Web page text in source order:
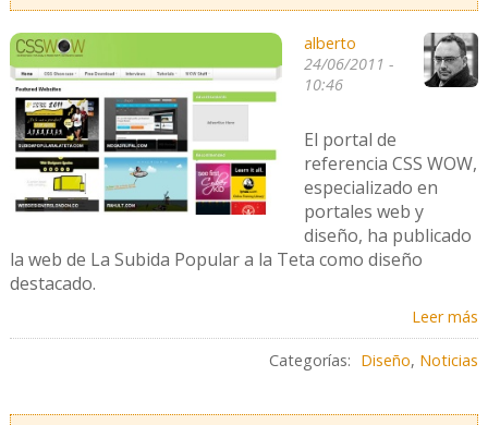
alberto
24/06/2011 -
10:46
El portal de
referencia CSS WOW,
especializado en
portales web y
diseño, ha publicado
la web de La Subida Popular a la Teta como diseño
destacado.
Leer más
Categorías: Diseño, Noticias